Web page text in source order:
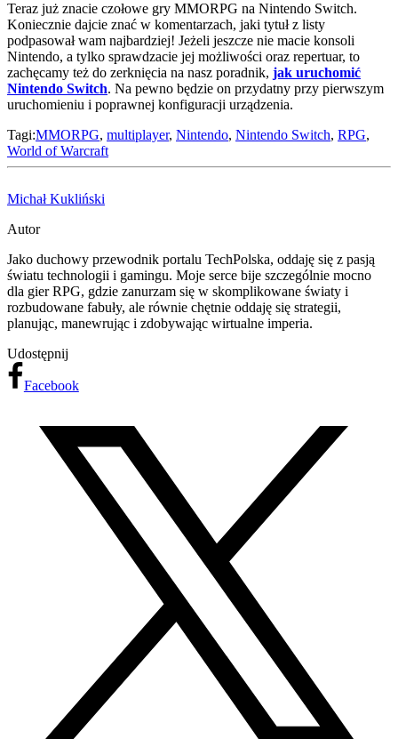
Teraz już znacie czołowe gry MMORPG na Nintendo Switch.
Koniecznie dajcie znać w komentarzach, jaki tytuł z listy
podpasował wam najbardziej! Jeżeli jeszcze nie macie konsoli
Nintendo, a tylko sprawdzacie jej możliwości oraz repertuar, to
zachęcamy też do zerknięcia na nasz poradnik, jak uruchomić
Nintendo Switch. Na pewno będzie on przydatny przy pierwszym
uruchomieniu i poprawnej konfiguracji urządzenia.
Tagi:MMORPG, multiplayer, Nintendo, Nintendo Switch, RPG,
World of Warcraft
Michał Kukliński
Autor
Jako duchowy przewodnik portalu TechPolska, oddaję się z pasją
światu technologii i gamingu. Moje serce bije szczególnie mocno
dla gier RPG, gdzie zanurzam się w skomplikowane światy i
rozbudowane fabuły, ale równie chętnie oddaję się strategii,
planując, manewrując i zdobywając wirtualne imperia.
Udostępnij
Facebook